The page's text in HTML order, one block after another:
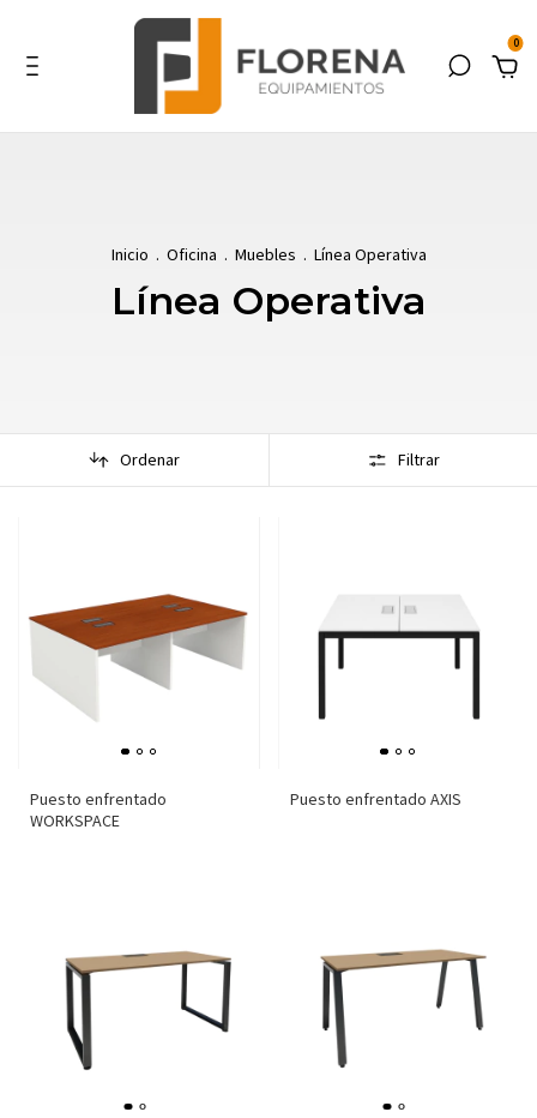
0
Inicio . Oficina . Muebles . Línea Operativa
Línea Operativa
Ordenar Filtrar
Puesto enfrentado
WORKSPACE
Puesto enfrentado AXIS